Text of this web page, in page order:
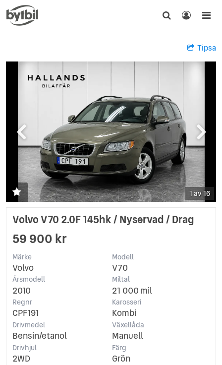
Tipsa
1 av 16
Volvo V70 2.0F 145hk / Nyservad / Drag
59 900 kr
Märke
Volvo
Modell
V70
Årsmodell
2010
Miltal
21 000 mil
Regnr
CPF191
Karosseri
Kombi
Drivmedel
Bensin/etanol
Växellåda
Manuell
Drivhjul
2WD
Färg
Grön